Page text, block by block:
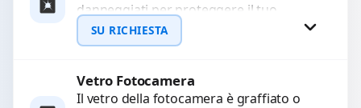
WhatsApp
danneggiati per proteggere il tuo
dispositivo e ripristinare l’estetica
originale. Utilizziamo ricambi di alta
SU RICHIESTA
Richiedi Preventivo
Vetro Fotocamera
Il vetro della fotocamera è graffiato o